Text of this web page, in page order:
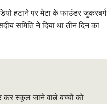
हटाने पर मेटा के फाउंडर जुकरबर्ग
समिति ने दिया था तीन दिन का
कर स्कूल जाने वाले बच्चों को